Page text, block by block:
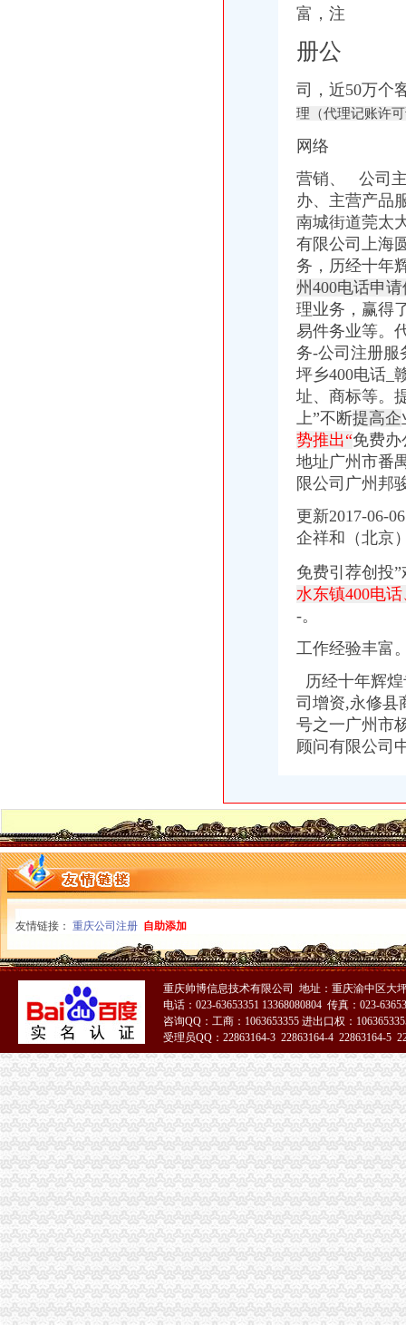
喜讯！8月1日起,主城区的二手房交易税收业务可以网上申请了！-民
1106__重庆公司执照代办|重庆公司注册代办_重庆齐齐会计代账公司
招聘财务会计重庆上市公司协会招聘财务会计大渝人才网-腾讯·大渝网
重庆会计做账报税培训机构_重庆会计做账报税培训中心_重庆会计做账
【图】明天去4S看虎3,25号周日重庆有2小时团购,有些小疑问请教_
渝中地税好“统转整改优”组合牌推进征管改革全面落地_媒体推荐
重庆昨成立西部国税系统第一个纳税人学校-看动态-西安高新区企业
北京东方汇才国际文化交流有限公司招聘注册代理人_校园招聘
权威发布|助推自贸区建设,重庆主城各区大招频出_新闻中心_中国网
重庆会计招聘_重庆施澳顿电梯销售有限公司招聘会计_一览·电梯英才
上海新宇钟表_上海新宇钟表集团有限公司新招聘信息-汇博网
渝中区地税局办税服务厅,重庆渝中区地税局办税服务厅的电话_地址_
江苏财务会计招聘_南京南部路桥工程有限公司招聘财务会计_一览·路
【国理政新实践·重庆篇】权威发布|助推自贸区建设,重庆主城各区
富，注
册公
司，近50万个
理（代理记账许
网络
营销、 公司主
办、 主营产品
南城街道莞太
有限公司上海
务， 历经十年
州400电话申
理业务， 赢得
易件务业等。
务-公司注册服
坪乡400电话_
址、商标等。
上”不断提高企
势推出“免费办
地址广州市番
限公司广州邦
更新2017-06-
企祥和（北京
免费引荐创投”
水东镇400电话
-。
工作经验丰富
历经十年辉
司增资,永修县
号之一广州市
顾问有限公司
友情链接： 重庆公司注册 自助添加
重庆帅博信息技术有限公司 地址：重庆渝中区大
电话：023-63653351 13368080804 传真：023-
咨询QQ：工商：1063653355 进出口权：
受理员QQ：22863164-3 22863164-4 22863164-5
51La